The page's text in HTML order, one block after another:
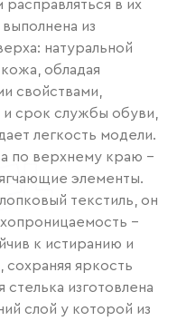
расправляться в их
из
натуральной
обладая
свойствами,
и срок службы обуви,
легкость модели.
по верхнему краю -
элементы.
текстиль, он
–
к истиранию и
яркость
стелька изготовлена
слой у которой из